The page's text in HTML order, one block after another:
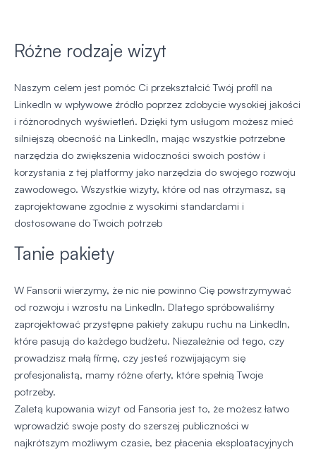
Różne rodzaje wizyt
Naszym celem jest pomóc Ci przekształcić Twój profil na
LinkedIn w wpływowe źródło poprzez zdobycie wysokiej jakości
i różnorodnych wyświetleń. Dzięki tym usługom możesz mieć
silniejszą obecność na LinkedIn, mając wszystkie potrzebne
narzędzia do zwiększenia widoczności swoich postów i
korzystania z tej platformy jako narzędzia do swojego rozwoju
zawodowego. Wszystkie wizyty, które od nas otrzymasz, są
zaprojektowane zgodnie z wysokimi standardami i
dostosowane do Twoich potrzeb
Tanie pakiety
W Fansorii wierzymy, że nic nie powinno Cię powstrzymywać
od rozwoju i wzrostu na LinkedIn. Dlatego spróbowaliśmy
zaprojektować przystępne pakiety zakupu ruchu na LinkedIn,
które pasują do każdego budżetu. Niezależnie od tego, czy
prowadzisz małą firmę, czy jesteś rozwijającym się
profesjonalistą, mamy różne oferty, które spełnią Twoje
potrzeby.
Zaletą kupowania wizyt od Fansoria jest to, że możesz łatwo
wprowadzić swoje posty do szerszej publiczności w
najkrótszym możliwym czasie, bez płacenia eksploatacyjnych